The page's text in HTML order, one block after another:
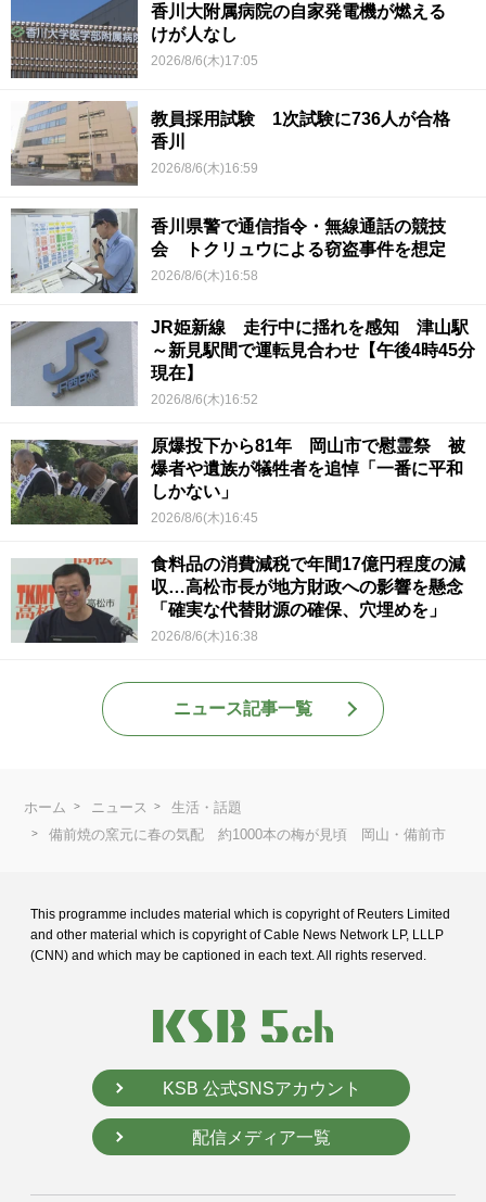
香川大附属病院の自家発電機が燃える
けが人なし
2026/8/6(木)17:05
教員採用試験 1次試験に736人が合格
香川
2026/8/6(木)16:59
香川県警で通信指令・無線通話の競技
会 トクリュウによる窃盗事件を想定
2026/8/6(木)16:58
JR姫新線 走行中に揺れを感知 津山駅
～新見駅間で運転見合わせ【午後4時45分
現在】
2026/8/6(木)16:52
原爆投下から81年 岡山市で慰霊祭 被
爆者や遺族が犠牲者を追悼「一番に平和
しかない」
2026/8/6(木)16:45
食料品の消費減税で年間17億円程度の減
収…高松市長が地方財政への影響を懸念
「確実な代替財源の確保、穴埋めを」
2026/8/6(木)16:38
ニュース記事一覧
ホーム ニュース
生活・話題
備前焼の窯元に春の気配 約1000本の梅が見頃 岡山・備前市
This programme includes material which is copyright of Reuters Limited
and other material which is copyright of Cable News Network LP, LLLP
(CNN) and which may be captioned in each text. All rights reserved.
KSB 公式SNSアカウント
配信メディア一覧